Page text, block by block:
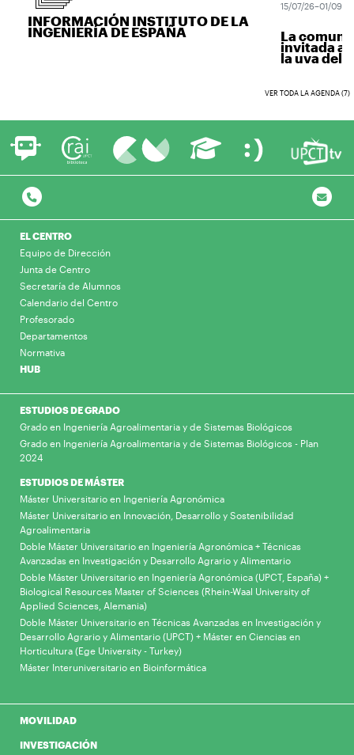
INFORMACIÓN INSTITUTO DE LA
INGENIERÍA DE ESPAÑA
15/07/26–01/09/26
La
invitada a
la uva del
VER TODA LA AGENDA (7)
EL CENTRO
Equipo de Dirección
Junta de Centro
Secretaría de Alumnos
Calendario del Centro
Profesorado
Departamentos
Normativa
HUB
ESTUDIOS DE GRADO
Grado en Ingeniería Agroalimentaria y de Sistemas Biológicos
Grado en Ingeniería Agroalimentaria y de Sistemas Biológicos - Plan
2024
ESTUDIOS DE MÁSTER
Máster Universitario en Ingeniería Agronómica
Máster Universitario en Innovación, Desarrollo y Sostenibilidad
Agroalimentaria
Doble Máster Universitario en Ingeniería Agronómica + Técnicas
Avanzadas en Investigación y Desarrollo Agrario y Alimentario
Doble Máster Universitario en Ingeniería Agronómica (UPCT, España) +
Biological Resources Master of Sciences (Rhein-Waal University of
Applied Sciences, Alemania)
Doble Máster Universitario en Técnicas Avanzadas en Investigación y
Desarrollo Agrario y Alimentario (UPCT) + Máster en Ciencias en
Horticultura (Ege University - Turkey)
Máster Interuniversitario en Bioinformática
MOVILIDAD
INVESTIGACIÓN